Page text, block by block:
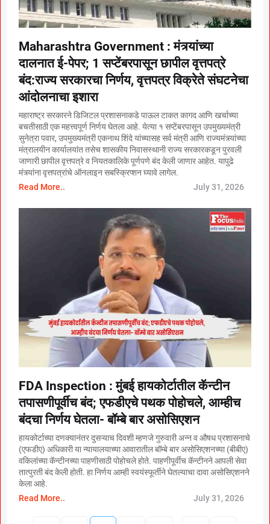
Maharashtra Government : मंत्र्यांच्या
दालनात ई-पेपर; 1 सप्टेंबरपासून छापील वृत्तपत्रे
बंद:राज्य सरकारचा निर्णय, वृत्तपत्र विक्रेते संघटनेचा
आंदोलनाचा इशारा
महाराष्ट्र सरकारने डिजिटल प्रशासनाकडे पाऊल टाकत कागद आणि खर्चाच्या
बचतीसाठी एक महत्त्वपूर्ण निर्णय घेतला आहे. येत्या १ सप्टेंबरपासून उपमुख्यमंत्री
सुनेत्रा पवार, उपमुख्यमंत्री एकनाथ शिंदे यांच्यासह सर्व मंत्री आणि राज्यमंत्र्यांच्या
मंत्रालयीन कार्यालयांत तसेच शासकीय निवासस्थानी राज्य सरकारकडून पुरवली
जाणारी छापील वृत्तपत्रे व नियतकालिके पूर्णपणे बंद केली जाणार आहेत. यापुढे
मंत्र्यांना वृत्तपत्रांचे ऑनलाइन सबस्क्रिप्शन घ्यावे लागेल.
Read More..
July 31, 2026
FDA Inspection : मुंबई हायकोर्टातील कॅन्टीन
तपासणीपूर्वीच बंद; एफडीएचे पथक पोहोचले, आम्हीच
बंदचा निर्णय घेतला- बॉम्बे बार असोसिएशन
हायकोर्टाच्या दणक्यानंतर दुसऱ्याच दिवशी म्हणजे गुरुवारी अन्न व औषध प्रशासनाचे
(एफडीए) अधिकारी या न्यायालयाच्या आवारातील बॉम्बे बार असोसिएशनच्या (बीबीए)
वकिलांच्या कॅन्टीनच्या पाहणीसाठी पोहोचले होते. पाहणीपूर्वीच कॅन्टीनने आपली सेवा
तात्पुरती बंद केली होती. हा निर्णय आम्ही स्वयंस्फूर्तीने घेतल्याचा दावा असोसिएशनने
केला आहे.
Read More..
July 31, 2026